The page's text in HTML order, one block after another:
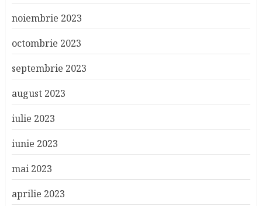
noiembrie 2023
octombrie 2023
septembrie 2023
august 2023
iulie 2023
iunie 2023
mai 2023
aprilie 2023